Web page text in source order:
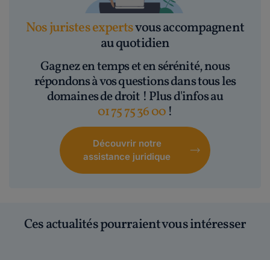
Nos juristes expertsvous accompagnent
au quotidien
Gagnez en temps et en sérénité, nous
répondons à vos questions dans tous les
domaines de droit ! Plus d'infos au
01 75 75 36 00 !
Découvrir notre
assistance juridique
Ces actualités pourraient vous intéresser